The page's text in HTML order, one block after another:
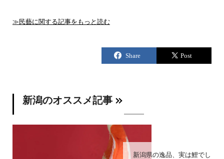
≫民藝に関する記事をもっと読む
新潟のオススメ記事
新潟県の逸品、実は鯉でし